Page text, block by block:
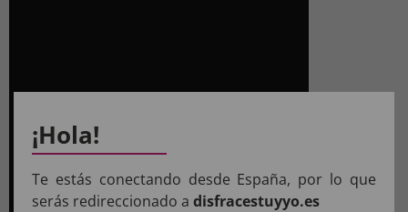
¡Hola!
Te estás conectando desde España, por lo que
serás redireccionado a disfracestuyyo.es